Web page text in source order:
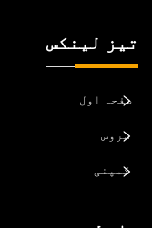
تیز لینکس
صفحہ اول
سروس
کمپنی